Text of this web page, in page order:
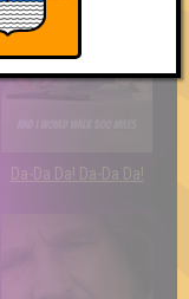
Da-Da Da! Da-Da Da!